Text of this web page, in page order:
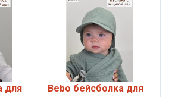
для
Bebo бейсболка для